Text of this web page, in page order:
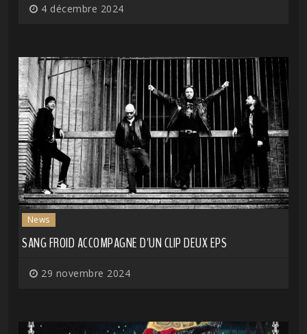
4 décembre 2024
News
SANG FROID ACCOMPAGNE D'UN CLIP DEUX EPS
29 novembre 2024